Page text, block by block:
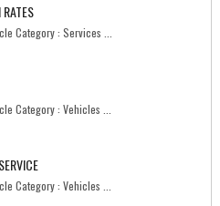
Category : Services ...
Category : Vehicles ...
Category : Vehicles ...